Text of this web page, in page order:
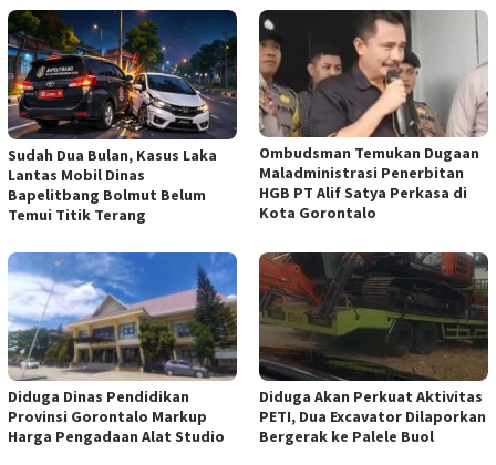
Sudah Dua Bulan, Kasus Laka
Lantas Mobil Dinas
Bapelitbang Bolmut Belum
Temui Titik Terang
Ombudsman Temukan Dugaan
Maladministrasi Penerbitan
HGB PT Alif Satya Perkasa di
Kota Gorontalo
Diduga Dinas Pendidikan
Provinsi Gorontalo Markup
Harga Pengadaan Alat Studio
Diduga Akan Perkuat Aktivitas
PETI, Dua Excavator Dilaporkan
Bergerak ke Palele Buol